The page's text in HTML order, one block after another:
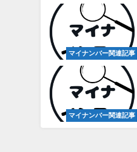
マイナンバー関連記事
マイナンバー関連記事